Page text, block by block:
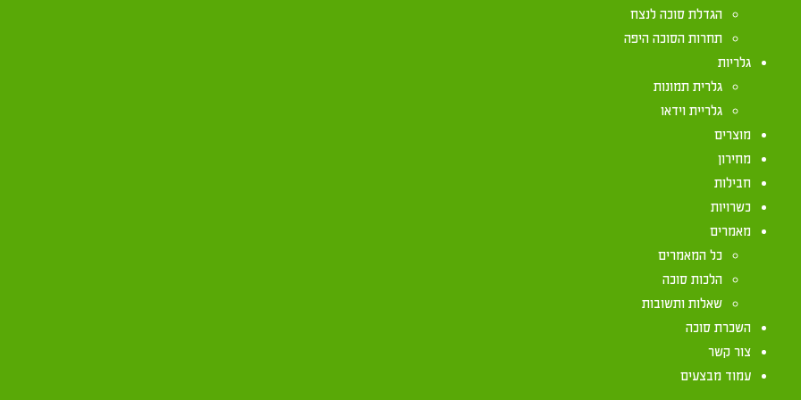
הגדלת סוכה לנצח
תחרות הסוכה היפה
גלריות
גלרית תמונות
גלריית וידאו
מוצרים
מחירון
חבילות
כשרויות
מאמרים
כל המאמרים
הלכות סוכה
שאלות ותשובות
השכרת סוכה
צור קשר
עמוד מבצעים
באתר 'ויקיפדיה' רוכזו מנהגים שונים הנוגעים לאושפיזין, הושענות, הושענא רבה ושמחת בית השואבה.
לעיון במובא שם: https://he.wikipedia.org/wiki/%D7%A1%D7%95%D7%9B%D7%95%D7%AA